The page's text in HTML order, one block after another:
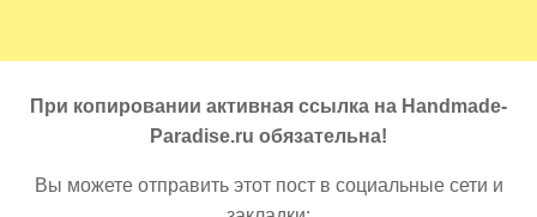
При копировании активная ссылка на Handmade-
Paradise.ru обязательна!
Вы можете отправить этот пост в социальные сети и